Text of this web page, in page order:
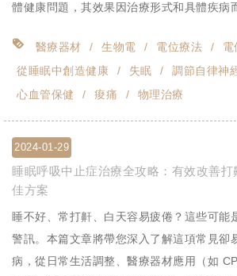
體健康問題，其效果因治療形式和具體疾病
醫療器材 生物電 電位療法
電
從睡眠中創造健康
失眠 調節自律神
心血管保健
痠痛 物理治療
2024-01-29
睡眠呼吸中止症治療全攻略：有效改善
佳方案
睡不好、常打鼾、白天容易疲倦？這些可能
警訊。本篇文章將帶您深入了解這項常見卻
病，從日常生活調整、醫療器材應用（如